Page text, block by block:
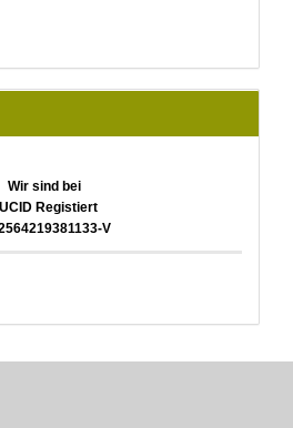
Wir sind bei
Registiert
V